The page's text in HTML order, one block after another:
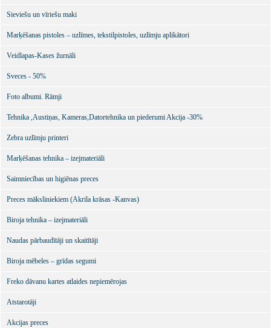
Sieviešu un vīriešu maki
Marķēšanas pistoles – uzlīmes, tekstilpistoles, uzlīmju aplikātori
Veidlapas-Kases žurnāli
Sveces - 50%
Foto albumi. Rāmji
Tehnika ,Austiņas, Kameras,Datortehnika un piederumi Akcija -30%
Zebra uzlīmju printeri
Marķēšanas tehnika – izejmateriāli
Saimniecības un higiēnas preces
Preces māksliniekiem (Akrila krāsas -Kanvas)
Biroja tehnika – izejmateriāli
Naudas pārbaudītāji un skaitītāji
Biroja mēbeles – grīdas segumi
Freko dāvanu kartes atlaides nepiemērojas
Atstarotāji
Akcijas preces